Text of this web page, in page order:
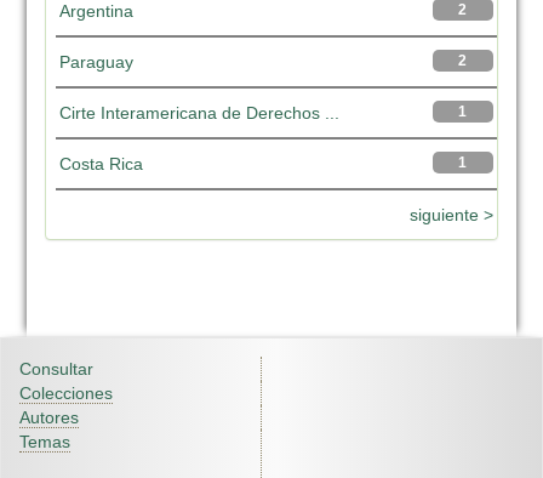
2
Argentina
2
Paraguay
1
Cirte Interamericana de Derechos ...
1
Costa Rica
siguiente >
Consultar
Colecciones
Autores
Temas